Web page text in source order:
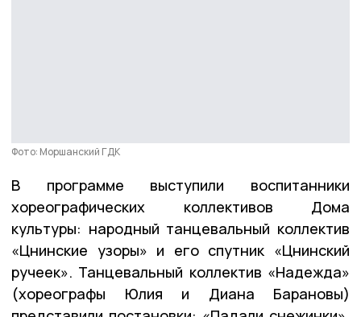
Фото: Моршанский ГДК
В программе выступили воспитанники
хореографических коллективов Дома
культуры: народный танцевальный коллектив
«Цнинские узоры» и его спутник «Цнинский
ручеек». Танцевальный коллектив «Надежда»
(хореографы Юлия и Диана Барановы)